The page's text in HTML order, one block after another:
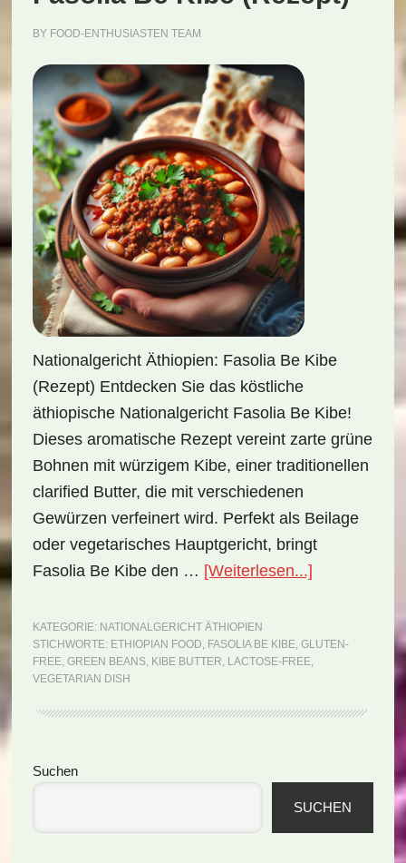
BY FOOD-ENTHUSIASTEN TEAM
Nationalgericht Äthiopien: Fasolia Be Kibe
(Rezept) Entdecken Sie das köstliche
äthiopische Nationalgericht Fasolia Be Kibe!
Dieses aromatische Rezept vereint zarte grüne
Bohnen mit würzigem Kibe, einer traditionellen
clarified Butter, die mit verschiedenen
Gewürzen verfeinert wird. Perfekt als Beilage
oder vegetarisches Hauptgericht, bringt
Fasolia Be Kibe den … [Weiterlesen...]
Be
KATEGORIE: NATIONALGERICHT ÄTHIOPIEN
STICHWORTE: ETHIOPIAN FOOD, FASOLIA BE KIBE, GLUTEN-
FREE, GREEN BEANS, KIBE BUTTER, LACTOSE-FREE,
VEGETARIAN DISH
Seitenspalte
Suchen
SUCHEN